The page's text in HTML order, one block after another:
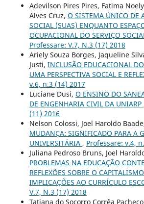
Adevilson Pires Pires, Fatima
Alves Cruz, O SISTEMA ÚNICO DE
SOCIAL (SUAS) ENQUANTO
OCUPACIONAL DO SERVIÇO
Professare: V.7, N.3 (17) 2018
Ariely Souza Borges, Jaqueline
Justi, INCLUSÃO EDUCACIONAL
UMA PERSPECTIVA SOCIAL E
v.6, n.3 (14) 2017
Luciane Dusi, O ENSINO DO
DE ENGENHARIA CIVIL DA UNIARP
(11) 2016
Nelson Colossi, Joel Haroldo
MUDANÇA: SIGNIFICADO PARA A
UNIVERSITÁRIA , Professare: v.4,
Juliana Pedroso Bruns, Joel
PROBLEMAS NA EDUCAÇÃO
REFLEXÕES SOBRE O
IMPLICAÇÕES AO CURRÍCULO
V.7, N.3 (17) 2018
Tatiana do Socorro Corrêa